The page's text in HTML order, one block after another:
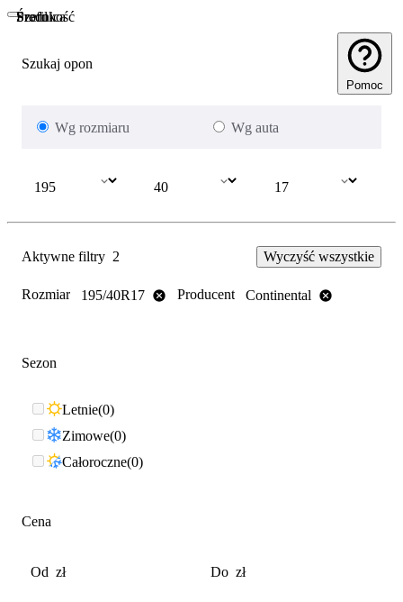
Szukaj opon
Pomoc
Wg rozmiaru Wg auta
Szerokość
Profil
Średnica
Aktywne filtry 2 Wyczyść wszystkie
Rozmiar 195/40R17 Producent Continental
Sezon
Letnie 0
Zimowe 0
Całoroczne 0
Cena